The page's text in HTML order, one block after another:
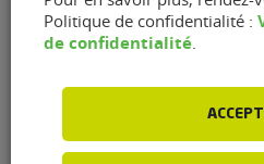
Prénom(Nécessaire)
Politique de confidentialité :
de confidentialité